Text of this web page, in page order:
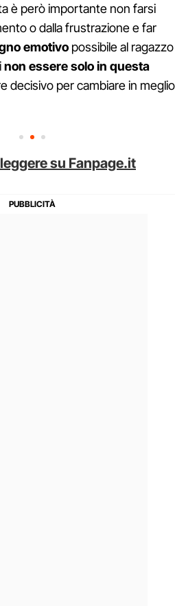
è però importante non farsi
o dalla frustrazione e far
emotivo possibile al ragazzo
non essere solo in questa
decisivo per cambiare in meglio
su Fanpage.it